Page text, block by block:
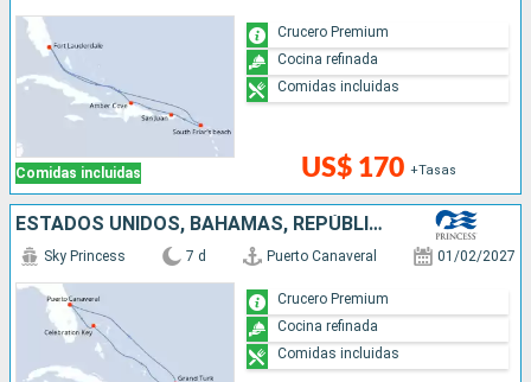
Comidas incluidas US$ 170 +Tasas
Crucero Premium
Cocina refinada
Comidas incluidas
ESTADOS UNIDOS, BAHAMAS, REPÚBLICA DOMINICANA
Sky Princess 7 d Puerto Canaveral 01/02/2027
Crucero Premium
Cocina refinada
Comidas incluidas